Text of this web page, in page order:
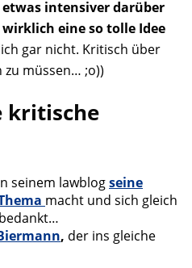
intensiver darüber
eine so tolle Idee
gar nicht. Kritisch über
müssen… ;o))
kritische
seinem lawblogseine
macht und sich gleich
, der ins gleiche